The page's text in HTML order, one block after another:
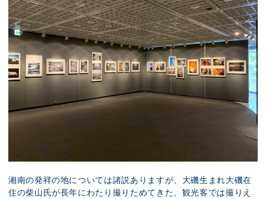
湘南の発祥の地については諸説ありますが、大磯生まれ大磯在
住の柴山氏が長年にわたり撮りためてきた、観光客では撮りえ